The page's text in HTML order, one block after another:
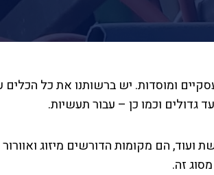
ומוסדות. יש ברשותנו את כל
גדולים וכמו כן – עבור תעשיות.
ועוד, הם מקומות הדורשים מיזוג
זה.